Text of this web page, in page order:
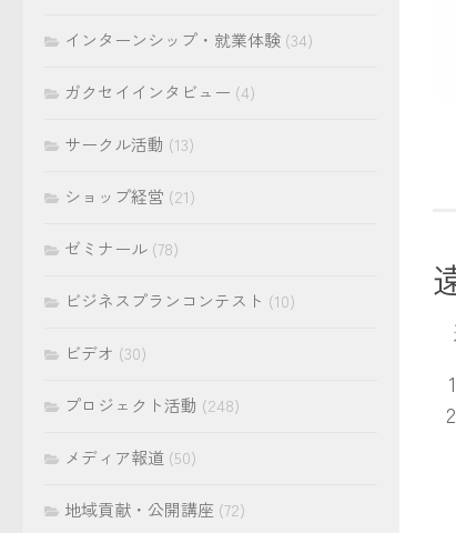
インターンシップ・就業体験 (34)
ガクセイインタビュー (4)
サークル活動 (13)
ショップ経営 (21)
ゼミナール (78)
ビジネスプランコンテスト (10)
ビデオ (30)
プロジェクト活動 (248)
メディア報道 (50)
地域貢献・公開講座 (72)